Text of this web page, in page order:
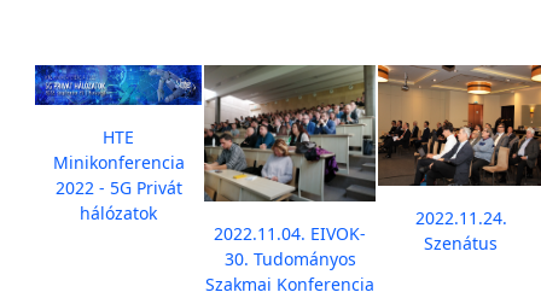
HTE
Minikonferencia
2022 - 5G Privát
hálózatok
2022.11.04. EIVOK-
30. Tudományos
Szakmai Konferencia
2022.11.24.
Szenátus